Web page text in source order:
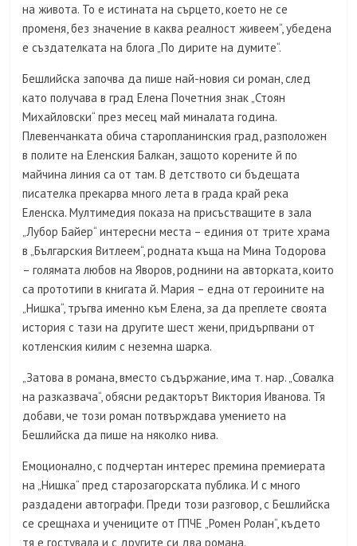
на живота. То е истината на сърцето, което не се
променя, без значение в каква реалност живеем“, убедена
е създателката на блога „По дирите на думите“.
Бешлийска започва да пише най-новия си роман, след
като получава в град Елена Почетния знак „Стоян
Михайловски“ през месец май миналата година.
Плевенчанката обича старопланинския град, разположен
в полите на Еленския Балкан, защото корените й по
майчина линия са от там. В детството си бъдещата
писателка прекарва много лета в града край река
Еленска. Мултимедия показа на присъстващите в зала
„Лубор Байер“ интересни места – единия от трите храма
в „Българския Витлеем“, родната къща на Мина Тодорова
– голямата любов на Яворов, роднини на авторката, които
са прототипи в книгата й. Мария – една от героините на
„Нишка“, тръгва именно към Елена, за да преплете своята
история с тази на другите шест жени, придърпвани от
котленския килим с неземна шарка.
„Затова в романа, вместо съдържание, има т. нар. „Совалка
на разказвача“, обясни редакторът Виктория Иванова. Тя
добави, че този роман потвърждава умението на
Бешлийска да пише на няколко нива.
Емоционално, с подчертан интерес премина премиерата
на „Нишка“ пред старозагорската публика. И с много
раздадени автографи. Преди този разговор, с Бешлийска
се срещнаха и учениците от ГПЧЕ „Ромен Ролан“, където
тя е гостувала и с другите си два романа.